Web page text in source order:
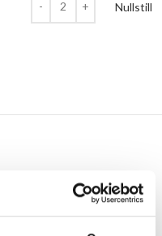
Nullstill